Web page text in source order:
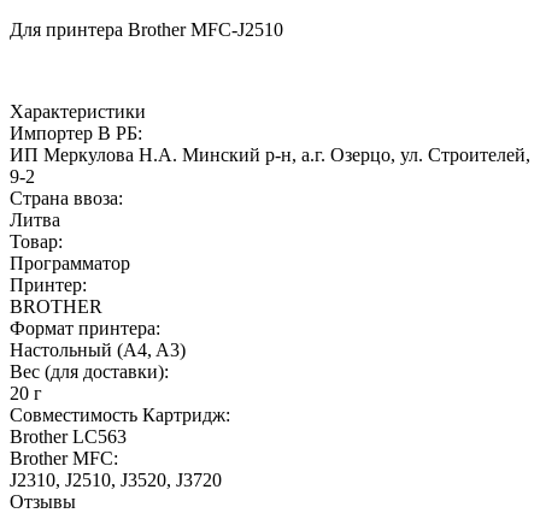
Для принтера Brother MFC-J2510
Характеристики
Импортер В РБ:
ИП Меркулова Н.А. Минский р-н, а.г. Озерцо, ул. Строителей,
9-2
Страна ввоза:
Литва
Товар:
Программатор
Принтер:
BROTHER
Формат принтера:
Настольный (A4, A3)
Вес (для доставки):
20 г
Совместимость Картридж:
Brother LC563
Brother MFC:
J2310, J2510, J3520, J3720
Отзывы